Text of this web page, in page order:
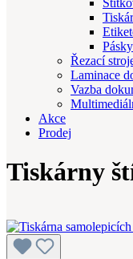
Řezací
Laminace
Vazba
Akce
Prodej
Tiskárny